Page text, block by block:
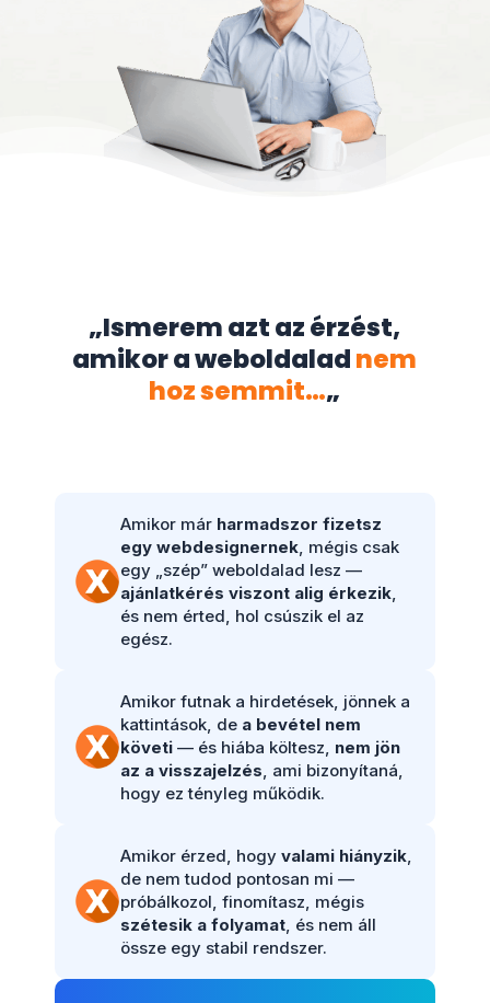
„Ismerem azt az érzést,
amikor a weboldaladnem
hoz semmit…„
Amikor már harmadszor fizetsz
egy webdesignernek, mégis csak
egy „szép” weboldalad lesz —
ajánlatkérés viszont alig érkezik,
és nem érted, hol csúszik el az
egész.
Amikor futnak a hirdetések, jönnek a
kattintások, de a bevétel nem
követi— és hiába költesz, nem jön
az a visszajelzés, ami bizonyítaná,
hogy ez tényleg működik.
Amikor érzed, hogy valami hiányzik,
de nem tudod pontosan mi —
próbálkozol, finomítasz, mégis
szétesik a folyamat, és nem áll
össze egy stabil rendszer.